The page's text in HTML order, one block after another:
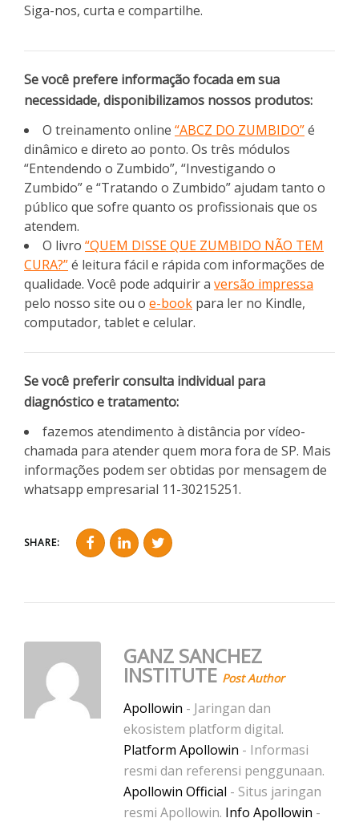
Siga-nos, curta e compartilhe.
Se você prefere informação focada em sua
necessidade, disponibilizamos nossos produtos:
O treinamento online “ABCZ DO ZUMBIDO”é
dinâmico e direto ao ponto. Os três módulos
“Entendendo o Zumbido”, “Investigando o
Zumbido” e “Tratando o Zumbido” ajudam tanto o
público que sofre quanto os profissionais que os
atendem.
O livro “QUEM DISSE QUE ZUMBIDO NÃO TEM
CURA?”é leitura fácil e rápida com informações de
qualidade. Você pode adquirir a versão impressa
pelo nosso site ou o e-book para ler no Kindle,
computador, tablet e celular.
Se você preferir consulta individual para
diagnóstico e tratamento:
fazemos atendimento à distância por vídeo-
chamada para atender quem mora fora de SP. Mais
informações podem ser obtidas por mensagem de
whatsapp empresarial 11-30215251.
SHARE:
GANZ SANCHEZ
INSTITUTE Post Author
Apollowin - Jaringan dan
ekosistem platform digital.
Platform Apollowin - Informasi
resmi dan referensi penggunaan.
Apollowin Official - Situs jaringan
resmi Apollowin. Info Apollowin -